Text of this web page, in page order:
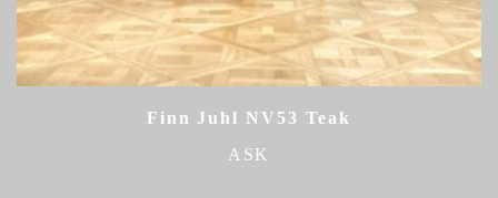
Finn Juhl NV53 Teak
ASK